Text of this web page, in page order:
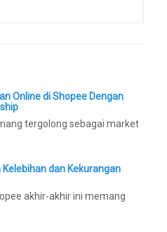
Online di Shopee Dengan
tergolong sebagai market
Kelebihan dan Kekurangan
akhir-akhir ini memang